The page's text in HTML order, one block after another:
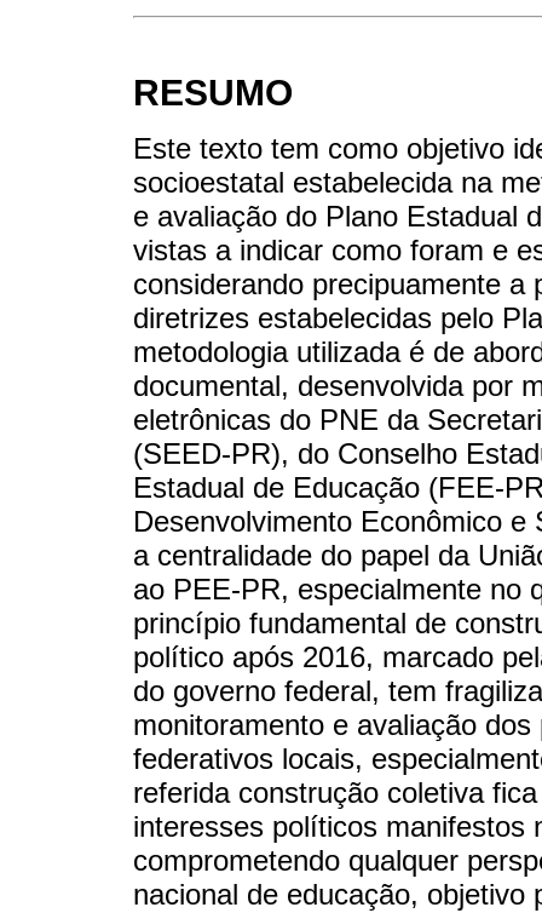
RESUMO
Este texto tem como objetivo
socioestatal estabelecida na
e avaliação do Plano Estadual
vistas a indicar como foram e
considerando precipuamente a
diretrizes estabelecidas pelo
metodologia utilizada é de
documental, desenvolvida por
eletrônicas do PNE da
(SEED-PR), do Conselho
Estadual de Educação (FEE-
Desenvolvimento Econômico
a centralidade do papel da
ao PEE-PR, especialmente no
princípio fundamental de
político após 2016, marcado
do governo federal, tem
monitoramento e avaliação
federativos locais,
referida construção coletiva
interesses políticos manifestos
comprometendo qualquer
nacional de educação, objetivo